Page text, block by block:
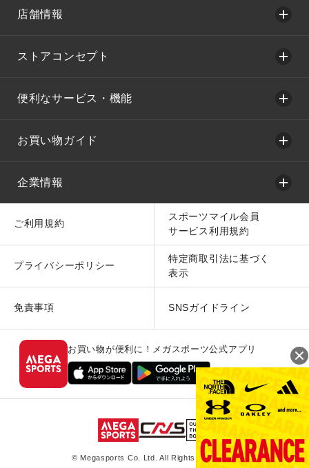
店舗情報
ストアコンセプト
便利なサービス・機能
お買い物ガイド
企業情報
ご利用規約
スポーツマイル会員
サービス利用規約
プライバシーポリシー
特定商取引法に基づく
表示
免責事項 SNSガイドライン
お買い物が便利に！メガスポーツ公式アプリ
© Megasports Co. Ltd. All Rights Reserved.